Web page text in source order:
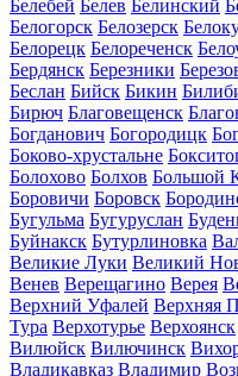
Белебей Белев Белинский
Белогорск Белозерск
Белорецк Белореченск
Бердянск Березники
Беслан Бийск Бикин
Бирюч Благовещенск
Богданович Богородицк
Боково-хрустальне
Болохово Болхов Большой
Боровичи Боровск
Бугульма Бугуруслан
Буйнакск Бутурлиновка
Великие Луки Великий
Венев Верещагино Верея
Верхний Уфалей Верхняя
Тура Верхотурье Верхоянск
Вилюйск Вилючинск
Владикавказ Владимир